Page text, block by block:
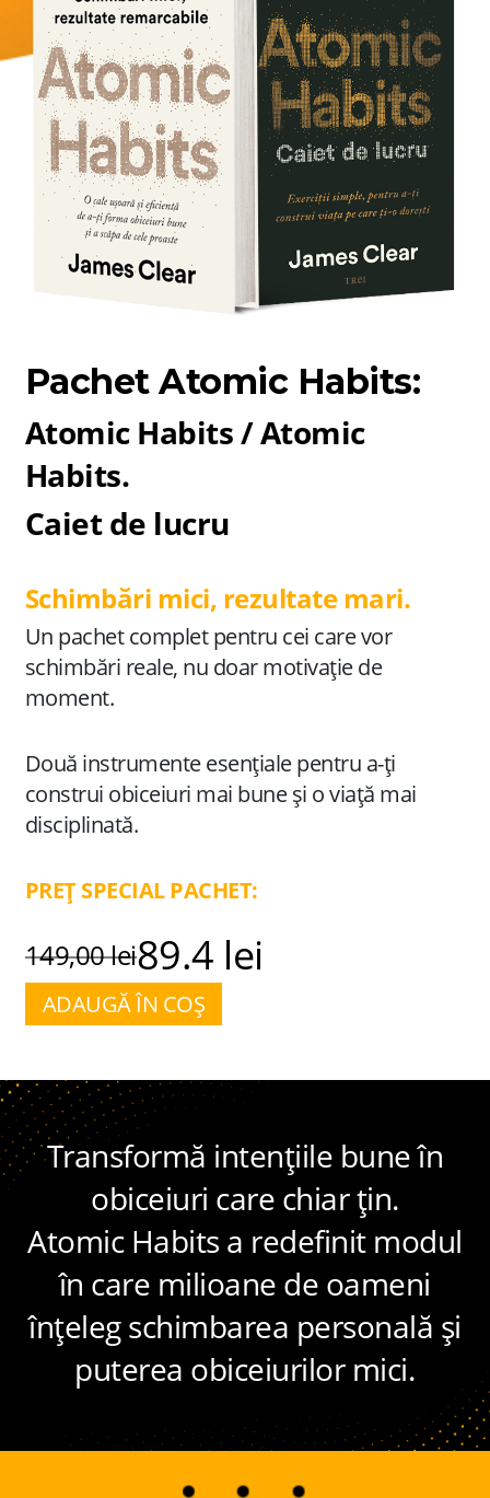
Pachet Atomic Habits:
Atomic Habits / Atomic
Habits.
Caiet de lucru
Schimbări mici, rezultate mari.
Un pachet complet pentru cei care vor
schimbări reale, nu doar motivație de
moment.
Două instrumente esențiale pentru a-ți
construi obiceiuri mai bune și o viață mai
disciplinată.
PREȚ SPECIAL PACHET:
149,00 lei89.4 lei
ADAUGĂ ÎN COȘ
Transformă intențiile bune în
obiceiuri care chiar țin.
Atomic Habits a redefinit modul
în care milioane de oameni
înțeleg schimbarea personală și
puterea obiceiurilor mici.